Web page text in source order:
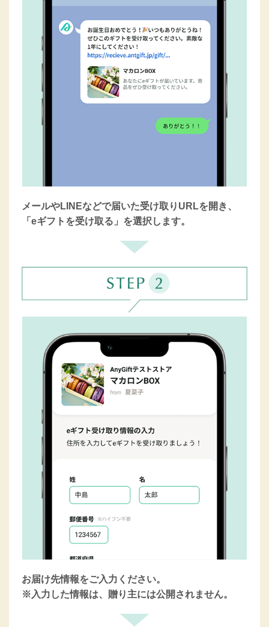
メールやLINEなどで届いた受け取りURLを開き、
「eギフトを受け取る」を選択します。
お届け先情報をご入力ください。
※入力した情報は、贈り主には公開されません。